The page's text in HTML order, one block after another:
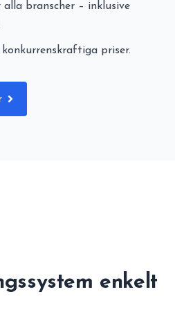
branscher – inklusive
priser.
enkelt